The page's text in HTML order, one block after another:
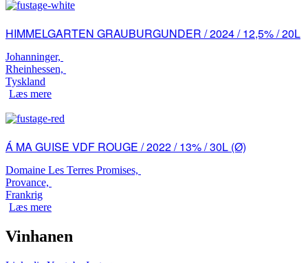
HIMMELGARTEN GRAUBURGUNDER / 2024 / 12,5% / 20L
Johanninger,
Rheinhessen,
Tyskland
Læs mere
Á MA GUISE VDF ROUGE / 2022 / 13% / 30L (Ø)
Domaine Les Terres Promises,
Provance,
Frankrig
Læs mere
Vinhanen